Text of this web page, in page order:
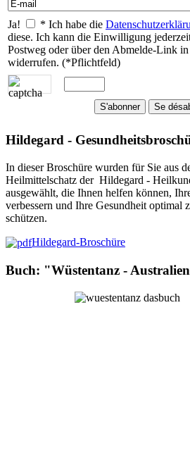
Ja! * Ich habe die
diese. Ich kann die Einwilligung
Postweg oder über den Abmelde-Link
widerrufen. (*Pflichtfeld)
Hildegard -
In dieser Broschüre wurden für Sie aus
Heilmittelschatz der Hildegard -
ausgewählt, die Ihnen helfen können,
verbessern und Ihre Gesundheit optimal
schützen.
Hildegard-Broschüre
Buch: "Wüstentanz -